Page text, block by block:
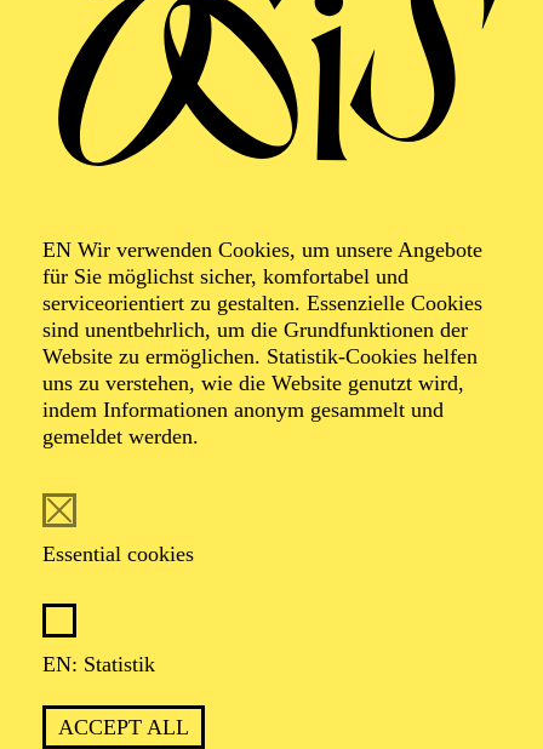
EN Wir verwenden Cookies, um unsere Angebote
für Sie möglichst sicher, komfortabel und
serviceorientiert zu gestalten. Essenzielle Cookies
sind unentbehrlich, um die Grundfunktionen der
Website zu ermöglichen. Statistik-Cookies helfen
uns zu verstehen, wie die Website genutzt wird,
indem Informationen anonym gesammelt und
gemeldet werden.
Essential cookies
EN: Statistik
ACCEPT ALL
Fo(u)r Flutes
Werke von András Hamary, Antal Doráti, Edvard
Grieg, Franz Schubert, Friedrich Kuhlau, Georg
Friedrich Händel, Hans Wilhelm, Joseph Lauber
SUSANNE WOHLMACHER
KERSTIN HOLSTEIN